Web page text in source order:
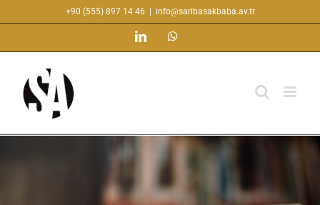
to
+90 (555) 897 14 46 info@saribasakbaba.av.tr
LinkedIn